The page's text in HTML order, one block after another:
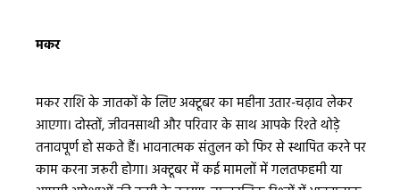
मकर
मकर राशि के जातकों के लिए अक्टूबर का महीना उतार-चढ़ाव लेकर
आएगा। दोस्तों, जीवनसाथी और परिवार के साथ आपके रिश्ते थोड़े
तनावपूर्ण हो सकते हैं। भावनात्मक संतुलन को फिर से स्थापित करने पर
काम करना जरूरी होगा। अक्टूबर में कई मामलों में गलतफहमी या